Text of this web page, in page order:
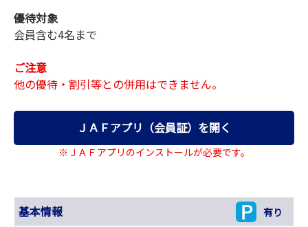
優待対象
会員含む4名まで
ご注意
他の優待・割引等との併用はできません。
ＪＡＦアプリ（会員証）を開く
※ＪＡＦアプリのインストールが必要です。
基本情報 有り